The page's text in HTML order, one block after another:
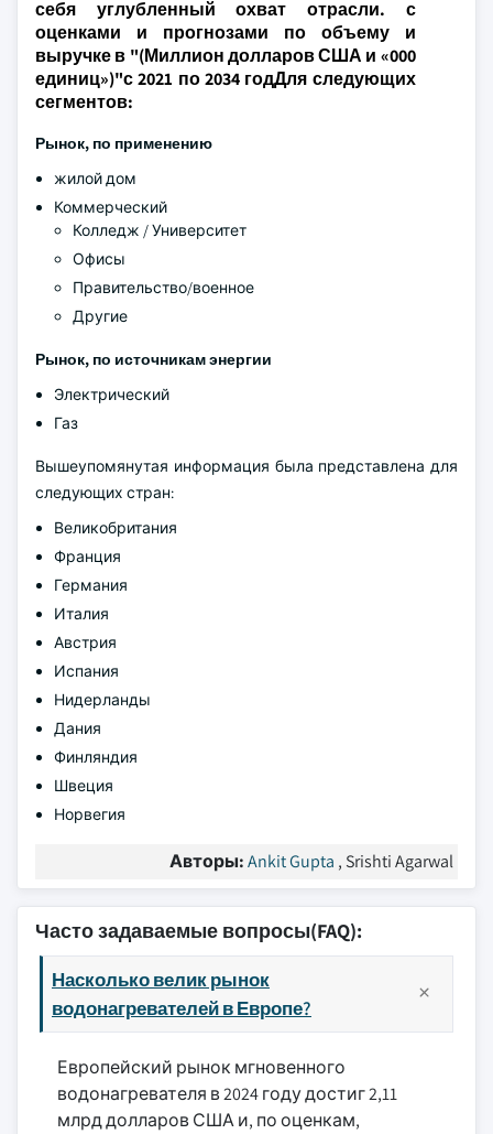
себя углубленный охват отрасли. с
оценками и прогнозами по объему и
выручке в "(Миллион долларов США и «000
единиц»)"с 2021 по 2034 годДля следующих
сегментов:
Рынок, по применению
жилой дом
Коммерческий
Колледж / Университет
Офисы
Правительство/военное
Другие
Рынок, по источникам энергии
Электрический
Газ
Вышеупомянутая информация была представлена для
следующих стран:
Великобритания
Франция
Германия
Италия
Австрия
Испания
Нидерланды
Дания
Финляндия
Швеция
Норвегия
Авторы:Ankit Gupta , Srishti Agarwal
Часто задаваемые вопросы(FAQ):
Насколько велик рынок
водонагревателей в Европе?
Европейский рынок мгновенного
водонагревателя в 2024 году достиг 2,11
млрд долларов США и, по оценкам,